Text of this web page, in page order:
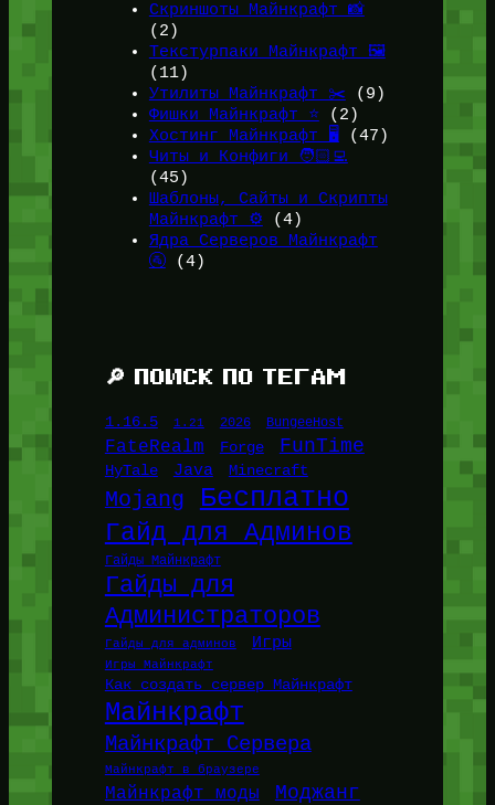
Скриншоты Майнкрафт 📸
(2)
Текстурпаки Майнкрафт 🖼️
(11)
Утилиты Майнкрафт ✂️ (9)
Фишки Майнкрафт ⭐(2)
Хостинг Майнкрафт 🖥️ (47)
Читы и Конфиги 🧑🏻‍💻
(45)
Шаблоны, Сайты и Скрипты
Майнкрафт ⚙️ (4)
Ядра Серверов Майнкрафт
🚰(4)
🔎 ПОИСК ПО ТЕГАМ
1.16.5 1.21 2026 BungeeHost
FateRealm Forge FunTime
HyTale Java Minecraft
Mojang Бесплатно
Гайд для Админов
Гайды Майнкрафт
Гайды для
Администраторов
Гайды для админов Игры
Игры Майнкрафт
Как создать сервер Майнкрафт
Майнкрафт
Майнкрафт Сервера
Майнкрафт в браузере
Майнкрафт моды Моджанг